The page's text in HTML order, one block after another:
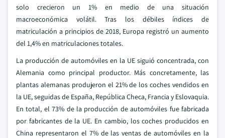
solo crecieron un 1% en medio de una situación
macroeconómica volátil. Tras los débiles índices de
matriculación a principios de 2018, Europa registró un aumento
del 1,4% en matriculaciones totales.
La producción de automóviles en la UE siguió concentrada, con
Alemania como principal productor. Más concretamente, las
plantas alemanas produjeron el 21% de los coches vendidos en
la UE, seguidas de España, República Checa, Francia y Eslovaquia.
En total, el 73% de la producción de automóviles fue fabricada
por fabricantes de la UE. En cambio, los coches producidos en
China representaron el 7% de las ventas de automóviles en la